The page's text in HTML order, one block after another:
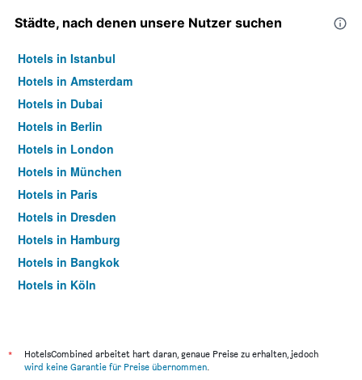
Städte, nach denen unsere Nutzer suchen
Hotels in Istanbul
Hotels in Amsterdam
Hotels in Dubai
Hotels in Berlin
Hotels in London
Hotels in München
Hotels in Paris
Hotels in Dresden
Hotels in Hamburg
Hotels in Bangkok
Hotels in Köln
*
HotelsCombined arbeitet hart daran, genaue Preise zu erhalten, jedoch
wird keine Garantie für Preise übernommen.